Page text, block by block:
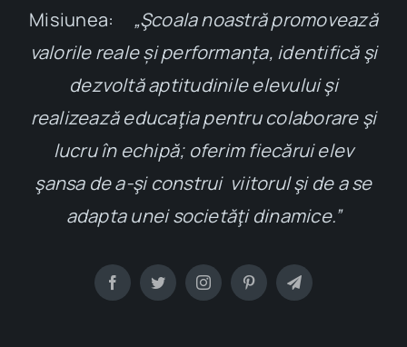
Misiunea: „Şcoala noastră promovează
valorile reale și performanța, identifică şi
dezvoltă aptitudinile elevului şi
realizează educaţia pentru colaborare şi
lucru în echipă; oferim fiecărui elev
şansa de a-şi construi viitorul şi de a se
adapta unei societăţi dinamice.”